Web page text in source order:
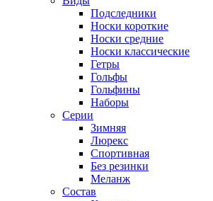
Подследники
Носки короткие
Носки средние
Носки классические
Гетры
Гольфы
Гольфины
Наборы
Серии
Зимняя
Люрекс
Спортивная
Без резинки
Меланж
Состав